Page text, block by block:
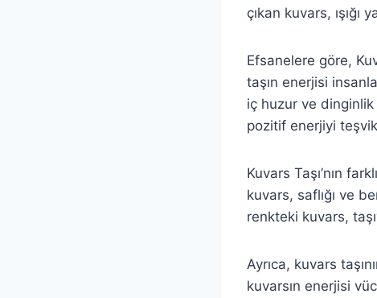
çıkan kuvars, ışığı
Efsanelere göre,
taşın enerjisi
iç huzur ve
pozitif enerjiyi
Kuvars Taşı’nın
kuvars, saflığı ve
renkteki kuvars,
Ayrıca, kuvars
kuvarsın enerjisi